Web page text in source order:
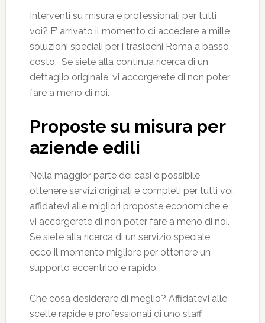
Interventi su misura e professionali per tutti
voi? E’ arrivato il momento di accedere a mille
soluzioni speciali per i traslochi Roma a basso
costo. Se siete alla continua ricerca di un
dettaglio originale, vi accorgerete di non poter
fare a meno di noi.
Proposte su misura per
aziende edili
Nella maggior parte dei casi è possibile
ottenere servizi originali e completi per tutti voi,
affidatevi alle migliori proposte economiche e
vi accorgerete di non poter fare a meno di noi.
Se siete alla ricerca di un servizio speciale,
ecco il momento migliore per ottenere un
supporto eccentrico e rapido.
Che cosa desiderare di meglio? Affidatevi alle
scelte rapide e professionali di uno staff